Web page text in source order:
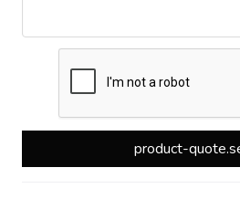
product-